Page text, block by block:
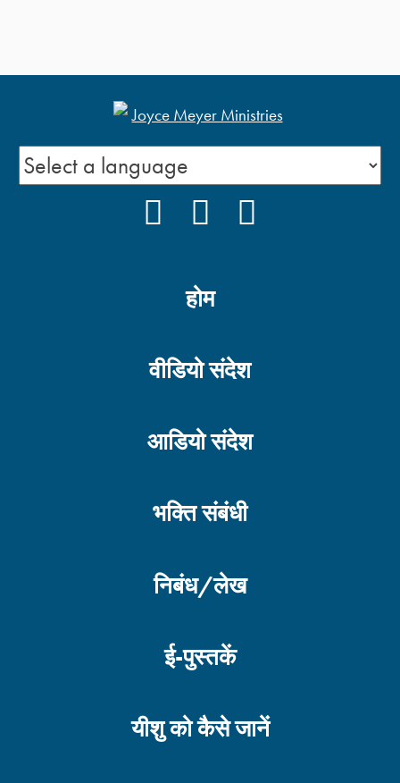
होम
वीडियो संदेश
आडियो संदेश
भक्ति संबंधी
निबंध/लेख
ई-पुस्तकें
यीशु को कैसे जानें